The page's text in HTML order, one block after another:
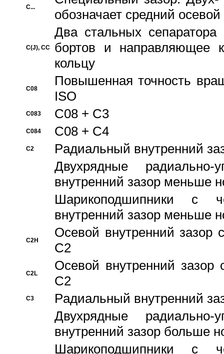
C...
обозначает средний
C(J), CC
Два стальных сепаратора
бортов и направляющее
кольцу
C08
Повышенная точность
ISO
C083 C08 + C3
C084 C08 + C4
C2
Pадиальный внутренний
Двухрядные радиально-
внутренний зазор меньше
Шарикоподшипники с
внутренний зазор меньше
C2H
Осевой внутренний зазор
C2
C2L
Осевой внутренний зазор
C2
C3
Pадиальный внутренний
Двухрядные радиально-
внутренний зазор больше
Шарикоподшипники с